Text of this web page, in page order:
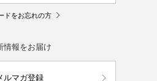
ドをお忘れの方
情報をお届け
ルマガ登録